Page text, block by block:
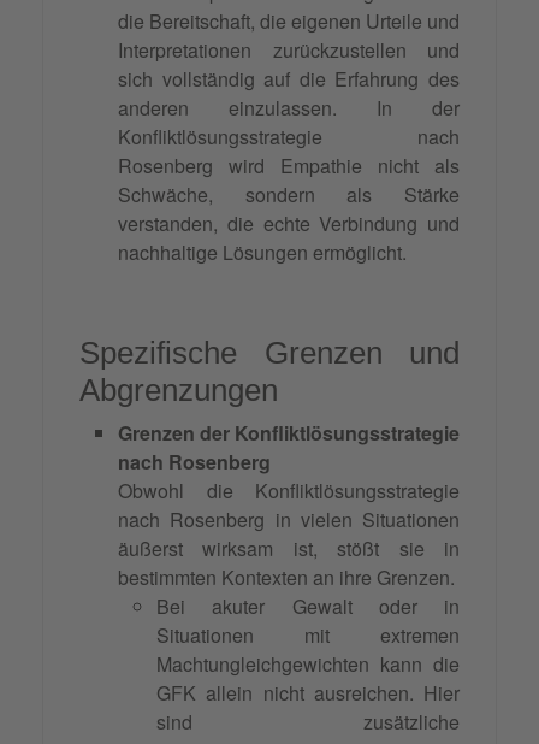
die Bereitschaft, die eigenen Urteile und
Interpretationen zurückzustellen und
sich vollständig auf die Erfahrung des
anderen einzulassen. In der
Konfliktlösungsstrategie nach
Rosenberg wird Empathie nicht als
Schwäche, sondern als Stärke
verstanden, die echte Verbindung und
nachhaltige Lösungen ermöglicht.
Spezifische Grenzen und
Abgrenzungen
Grenzen der Konfliktlösungsstrategie
nach Rosenberg
Obwohl die Konfliktlösungsstrategie
nach Rosenberg in vielen Situationen
äußerst wirksam ist, stößt sie in
bestimmten Kontexten an ihre Grenzen.
Bei akuter Gewalt oder in
Situationen mit extremen
Machtungleichgewichten kann die
GFK allein nicht ausreichen. Hier
sind zusätzliche